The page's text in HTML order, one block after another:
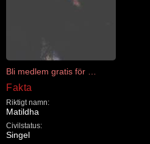
Fakta
Riktigt namn:
Matildha
Civilstatus:
Singel